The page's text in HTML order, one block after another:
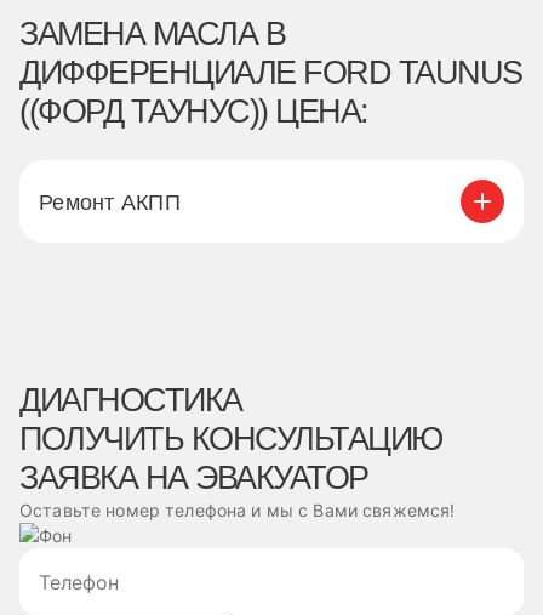
ЗАМЕНА МАСЛА В
ДИФФЕРЕНЦИАЛЕ FORD TAUNUS
((ФОРД ТАУНУС)) ЦЕНА:
Ремонт АКПП
ДИАГНОСТИКА
ПОЛУЧИТЬ КОНСУЛЬТАЦИЮ
ЗАЯВКА НА ЭВАКУАТОР
Оставьте номер телефона и мы с Вами свяжемся!